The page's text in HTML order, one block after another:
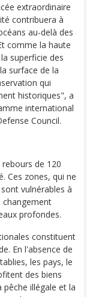
extraordinaire
contribuera à
au-delà des
comme la haute
superficie des
surface de la
qui
historiques", a
international
Council.
de 120
Ces zones, qui ne
vulnérables à
changement
profondes.
constituent
En l'absence de
les pays, le
des biens
illégale et la